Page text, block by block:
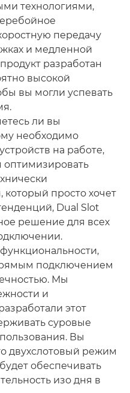
технологиями,
передачу
и медленной
разработан
высокой
вы могли успевать
ли вы
необходимо
на работе,
оптимизировать
просто хочет
Dual Slot
решение для всех
подключением
Мы
и
этот
суровые
Вы
двухслотовый режим
обеспечивать
изо дня в